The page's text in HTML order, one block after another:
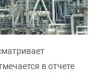
в отчете